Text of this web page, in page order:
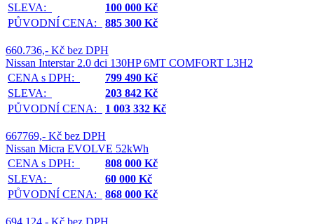
SLEVA:
100 000 Kč
PŮVODNÍ CENA:
885 300 Kč
660.736,- Kč bez DPH
Nissan Interstar 2.0 dci 130HP 6MT COMFORT L3H2
CENA s DPH:
799 490 Kč
SLEVA:
203 842 Kč
PŮVODNÍ CENA:
1 003 332 Kč
667769,- Kč bez DPH
Nissan Micra EVOLVE 52kWh
CENA s DPH:
808 000 Kč
SLEVA:
60 000 Kč
PŮVODNÍ CENA:
868 000 Kč
694.124,- Kč bez DPH